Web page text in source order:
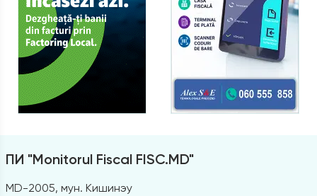
ПИ "Monitorul Fiscal FISC.MD"
MD-2005, мун. Кишинэу